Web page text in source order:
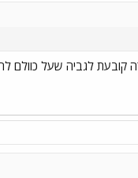
לגביה שעל כוולם